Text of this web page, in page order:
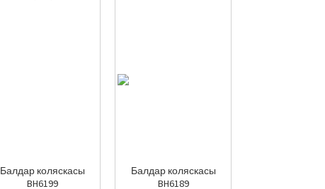
Балдар коляскасы
BH6199
Балдар коляскасы
BH6189